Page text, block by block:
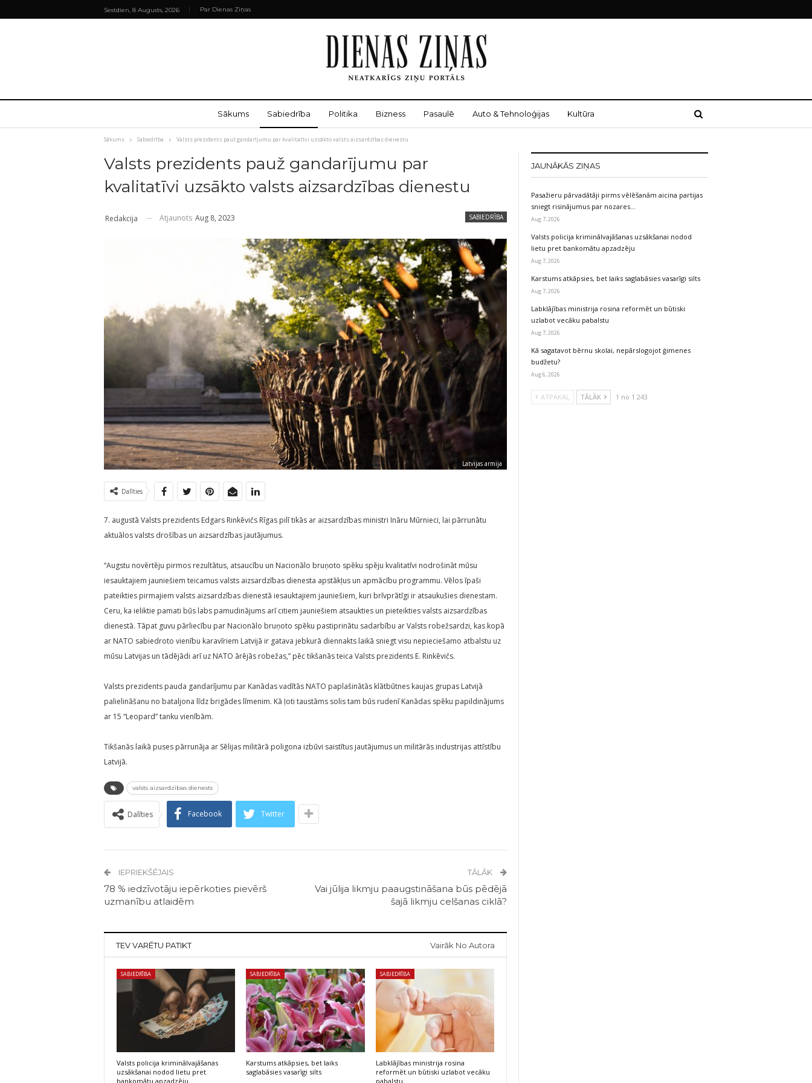
Sestdien, 8 Augusts, 2026 Par Dienas Ziņas
Sākums Sabiedrība Politika Bizness Pasaulē Auto & Tehnoloģijas Kultūra
Sākums Sabiedrība Valsts prezidents pauž gandarījumu par kvalitatīvi uzsākto valsts aizsardzības dienestu
Valsts prezidents pauž gandarījumu par
kvalitatīvi uzsākto valsts aizsardzības dienestu
SABIEDRĪBA
Redakcija Atjaunots Aug 8, 2023
Latvijas armija
Dalīties
7. augustā Valsts prezidents Edgars Rinkēvičs Rīgas pilī tikās ar aizsardzības ministri Ināru Mūrnieci, lai pārrunātu
aktuālos valsts drošības un aizsardzības jautājumus.
“Augstu novērtēju pirmos rezultātus, atsaucību un Nacionālo bruņoto spēku spēju kvalitatīvi nodrošināt mūsu
iesauktajiem jauniešiem teicamus valsts aizsardzības dienesta apstākļus un apmācību programmu. Vēlos īpaši
pateikties pirmajiem valsts aizsardzības dienestā iesauktajiem jauniešiem, kuri brīvprātīgi ir atsaukušies dienestam.
Ceru, ka ieliktie pamati būs labs pamudinājums arī citiem jauniešiem atsaukties un pieteikties valsts aizsardzības
dienestā. Tāpat guvu pārliecību par Nacionālo bruņoto spēku pastiprinātu sadarbību ar Valsts robežsardzi, kas kopā
ar NATO sabiedroto vienību karavīriem Latvijā ir gatava jebkurā diennakts laikā sniegt visu nepieciešamo atbalstu uz
mūsu Latvijas un tādējādi arī uz NATO ārējās robežas,” pēc tikšanās teica Valsts prezidents E. Rinkēvičs.
Valsts prezidents pauda gandarījumu par Kanādas vadītās NATO paplašinātās klātbūtnes kaujas grupas Latvijā
palielināšanu no bataljona līdz brigādes līmenim. Kā ļoti taustāms solis tam būs rudenī Kanādas spēku papildinājums
ar 15 “Leopard” tanku vienībām.
Tikšanās laikā puses pārrunāja ar Sēlijas militārā poligona izbūvi saistītus jautājumus un militārās industrijas attīstību
Latvijā.
valsts aizsardzības dienests
Dalīties Facebook Twitter
IEPRIEKŠĒJAIS
78 % iedzīvotāju iepērkoties pievērš
uzmanību atlaidēm
TĀLĀK
Vai jūlija likmju paaugstināšana būs pēdējā
šajā likmju celšanas ciklā?
TEV VARĒTU PATIKT Vairāk No Autora
SABIEDRĪBA
Valsts policija kriminālvajāšanas
uzsākšanai nodod lietu pret
bankomātu apzadzēju
SABIEDRĪBA
Karstums atkāpsies, bet laiks
saglabāsies vasarīgi silts
SABIEDRĪBA
Labklājības ministrija rosina
reformēt un būtiski uzlabot vecāku
pabalstu
JAUNĀKĀS ZIŅAS
Pasažieru pārvadātāji pirms vēlēšanām aicina partijas
sniegt risinājumus par nozares…
Aug 7, 2026
Valsts policija kriminālvajāšanas uzsākšanai nodod
lietu pret bankomātu apzadzēju
Aug 7, 2026
Karstums atkāpsies, bet laiks saglabāsies vasarīgi silts
Aug 7, 2026
Labklājības ministrija rosina reformēt un būtiski
uzlabot vecāku pabalstu
Aug 7, 2026
Kā sagatavot bērnu skolai, nepārslogojot ģimenes
budžetu?
Aug 6, 2026
ATPAKAĻ TĀLĀK 1 no 1 243